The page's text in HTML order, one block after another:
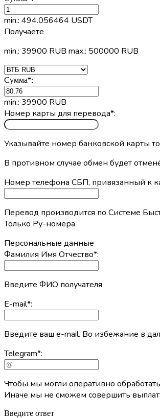
min.: 494.056464 USDT
Получаете
min.: 39900 RUB max.: 500000 RUB
Сумма*:
min.: 39900 RUB
Номер карты для перевода*:
Указывайте номер банковской карты
В противном случае обмен будет
Номер телефона СБП, привязанный к
Перевод производится по Системе
Только Ру-номера
Персональные данные
Фамилия Имя Отчество*:
Введите ФИО получателя
E-mail*:
Введите ваш e-mail. Во избежание в
Telegram*:
Чтобы мы могли оперативно
Иначе мы не сможем совершить
Введите ответ